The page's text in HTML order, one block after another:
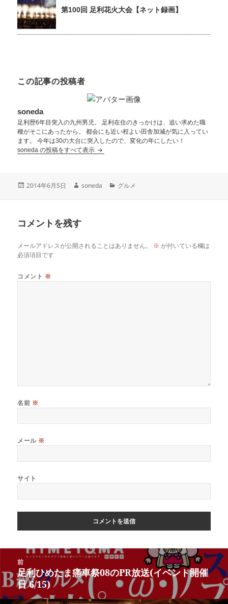
第100回 足利花火大会【ネット録画】
この記事の投稿者
soneda
足利歴6年目突入の九州男児。 足利在住のきっかけは、追い求めた職
種がそこにあったから。 都会にも近い程よい田舎加減が気に入ってい
ます。 今年は30の大台に突入したので、変化の年にしたい！
soneda の投稿をすべて表示
2014年6月5日 soneda グルメ
コメントを残す
メールアドレスが公開されることはありません。 ※ が付いている欄は
必須項目です
コメント ※
名前 ※
メール ※
サイト
前
足利ひめたま痛車祭08のPR放送(イベント開催
日 6/15)